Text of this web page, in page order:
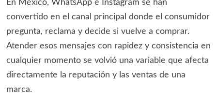
En México, WhatsApp e Instagram se han
convertido en el canal principal donde el consumidor
pregunta, reclama y decide si vuelve a comprar.
Atender esos mensajes con rapidez y consistencia en
cualquier momento se volvió una variable que afecta
directamente la reputación y las ventas de una
marca.